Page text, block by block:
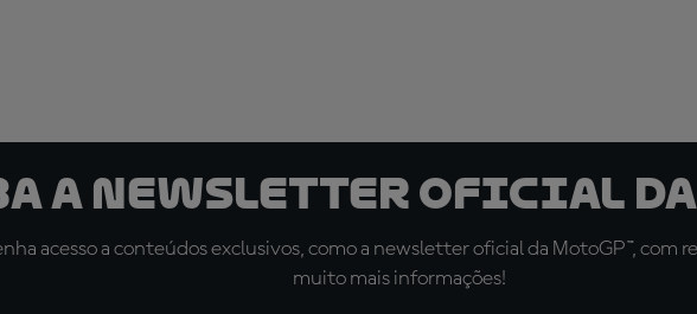
a newsletter oficial da
acesso a conteúdos exclusivos, como a newsletter oficial da MotoGP™, com
muito mais informações!